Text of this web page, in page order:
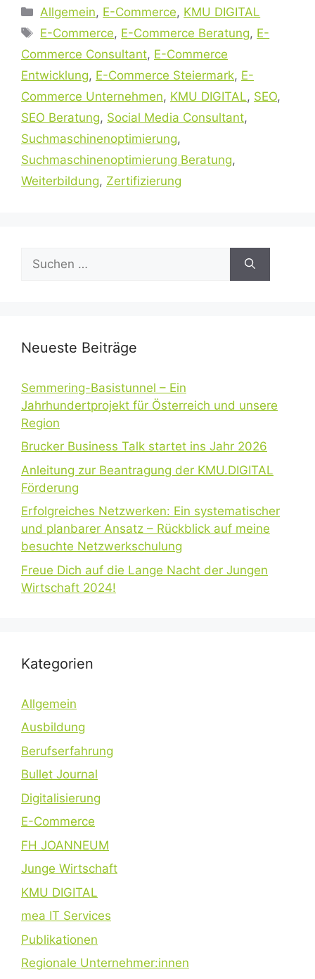
Kategorien
Allgemein, E-Commerce, KMU DIGITAL
Schlagwörter
E-Commerce, E-Commerce Beratung, E-
Commerce Consultant, E-Commerce
Entwicklung, E-Commerce Steiermark, E-
Commerce Unternehmen, KMU DIGITAL, SEO,
SEO Beratung, Social Media Consultant,
Suchmaschinenoptimierung,
Suchmaschinenoptimierung Beratung,
Weiterbildung, Zertifizierung
nach:
Neueste Beiträge
Semmering-Basistunnel – Ein
Jahrhundertprojekt für Österreich und unsere
Region
Brucker Business Talk startet ins Jahr 2026
Anleitung zur Beantragung der KMU.DIGITAL
Förderung
Erfolgreiches Netzwerken: Ein systematischer
und planbarer Ansatz – Rückblick auf meine
besuchte Netzwerkschulung
Freue Dich auf die Lange Nacht der Jungen
Wirtschaft 2024!
Kategorien
Allgemein
Ausbildung
Berufserfahrung
Bullet Journal
Digitalisierung
E-Commerce
FH JOANNEUM
Junge Wirtschaft
KMU DIGITAL
mea IT Services
Publikationen
Regionale Unternehmer:innen